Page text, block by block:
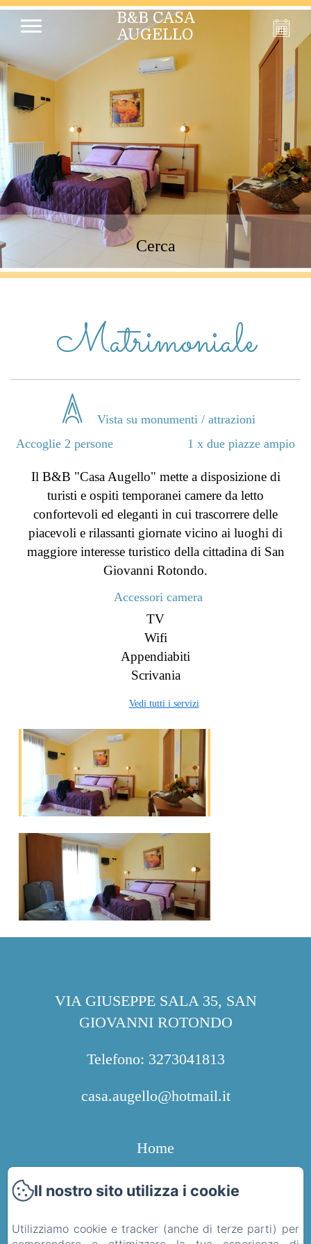
B&B CASA
AUGELLO
Cerca
Matrimoniale
Vista su monumenti / attrazioni
Accoglie 2 persone
1 x due piazze ampio
Il B&B "Casa Augello" mette a disposizione di
turisti e ospiti temporanei camere da letto
confortevoli ed eleganti in cui trascorrere delle
piacevoli e rilassanti giornate vicino ai luoghi di
maggiore interesse turistico della cittadina di San
Giovanni Rotondo.
Accessori camera
TV
Wifi
Appendiabiti
Scrivania
Vedi tutti i servizi
VIA GIUSEPPE SALA 35, SAN
GIOVANNI ROTONDO
Telefono: 3273041813
casa.augello@hotmail.it
Home
Camere
Contatti
Il nostro sito utilizza i cookie
Utilizziamo cookie e tracker (anche di terze parti) per